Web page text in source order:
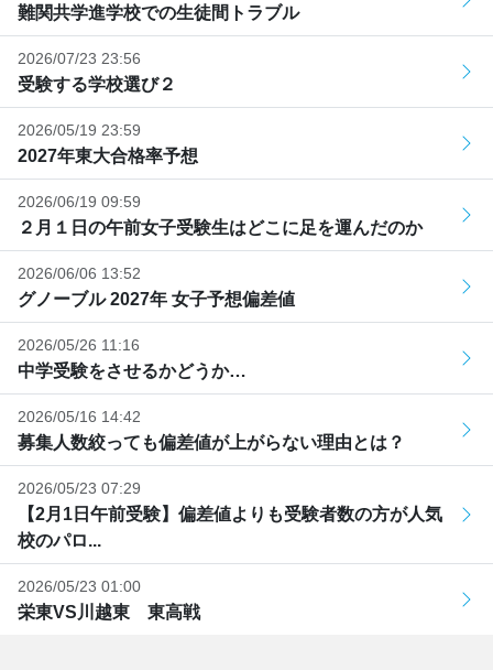
難関共学進学校での生徒間トラブル
2026/07/23 23:56
受験する学校選び２
2026/05/19 23:59
2027年東大合格率予想
2026/06/19 09:59
２月１日の午前女子受験生はどこに足を運んだのか
2026/06/06 13:52
グノーブル 2027年 女子予想偏差値
2026/05/26 11:16
中学受験をさせるかどうか…
2026/05/16 14:42
募集人数絞っても偏差値が上がらない理由とは？
2026/05/23 07:29
【2月1日午前受験】偏差値よりも受験者数の方が人気
校のパロ...
2026/05/23 01:00
栄東VS川越東 東高戦